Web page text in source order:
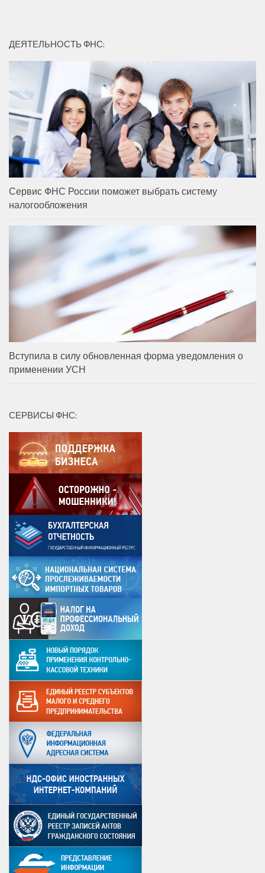
ДЕЯТЕЛЬНОСТЬ ФНС:
Сервис ФНС России поможет выбрать систему
налогообложения
Вступила в силу обновленная форма уведомления о
применении УСН
СЕРВИСЫ ФНС: